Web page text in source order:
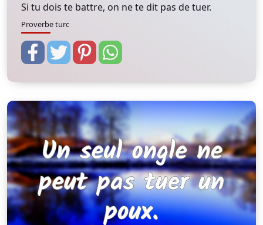
Si tu dois te battre, on ne te dit pas de tuer.
Proverbe turc